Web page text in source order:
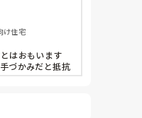
皆さんはどう
かみで食べて
ん、介助して
け住宅
はおもいます
づかみだと抵抗
ょうけど。嚥下
てたりするのを